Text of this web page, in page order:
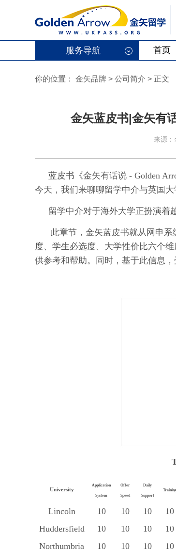
服务导航 首页
你的位置： 金矢品牌 > 公司简介 > 正文
金矢蓝皮书|金矢有
来源：
蓝皮书《金矢有话说 - Golden
今天，我们来聊聊留学中介与英国大
留学中介对于海外大学正扮演着
此章节，金矢蓝皮书就从网申
度、学生必选度、大学性价比六个
供参考和帮助。同时，基于此信息
University
Application
System
Offer
Speed
Daily
Support
Training
Lincoln 10 10 10 10
Huddersfield
10 10 10 10
Northumbria
10 10 10 10